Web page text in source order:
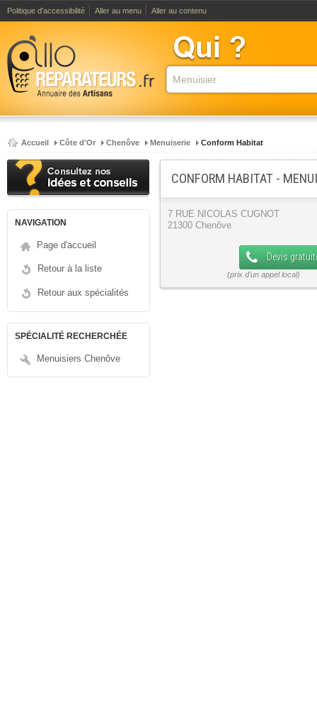
Politique d'accessibilité Aller au menu Aller au contenu
Accueil Côte d'Or Chenôve Menuiserie Conform Habitat
NAVIGATION
Page d'accueil
Retour à la liste
Retour aux spécialités
SPÉCIALITÉ RECHERCHÉE
Menuisiers Chenôve
CONFORM HABITAT -
7 RUE NICOLAS CUGNOT
21300 Chenôve
Devis